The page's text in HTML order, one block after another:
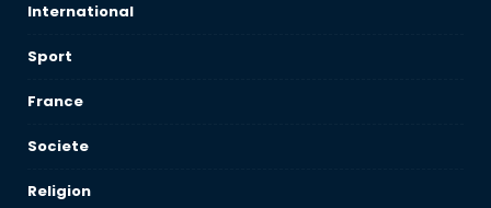
International
Sport
France
Societe
Religion